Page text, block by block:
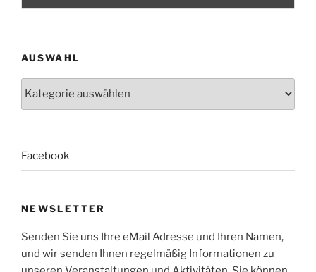
AUSWAHL
Facebook
NEWSLETTER
Senden Sie uns Ihre eMail Adresse und Ihren Namen,
und wir senden Ihnen regelmäßig Informationen zu